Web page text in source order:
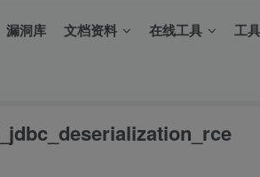
漏洞库 文档资料 在线工具 工